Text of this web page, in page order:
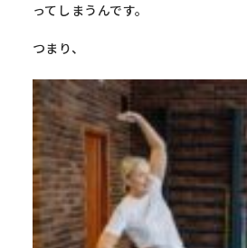
ってしまうんです。
つまり、